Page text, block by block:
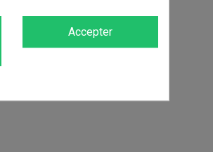
Accepter